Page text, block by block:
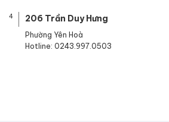
4 206 Trần Duy Hưng
Phường Yên Hoà
Hotline: 0243.997.0503